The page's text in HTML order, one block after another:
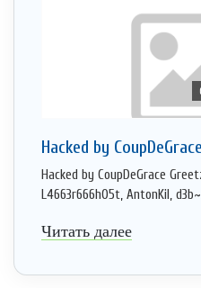
Hacked by CoupDeGrace
Hacked by CoupDeGrace
L4663r666h05t, AntonKil,
Читать далее